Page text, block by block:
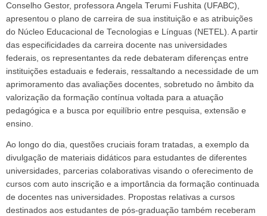
Conselho Gestor, professora Angela Terumi Fushita (UFABC),
apresentou o plano de carreira de sua instituição e as atribuições
do Núcleo Educacional de Tecnologias e Línguas (NETEL). A partir
das especificidades da carreira docente nas universidades
federais, os representantes da rede debateram diferenças entre
instituições estaduais e federais, ressaltando a necessidade de um
aprimoramento das avaliações docentes, sobretudo no âmbito da
valorização da formação contínua voltada para a atuação
pedagógica e a busca por equilíbrio entre pesquisa, extensão e
ensino.
Ao longo do dia, questões cruciais foram tratadas, a exemplo da
divulgação de materiais didáticos para estudantes de diferentes
universidades, parcerias colaborativas visando o oferecimento de
cursos com auto inscrição e a importância da formação continuada
de docentes nas universidades. Propostas relativas a cursos
destinados aos estudantes de pós-graduação também receberam